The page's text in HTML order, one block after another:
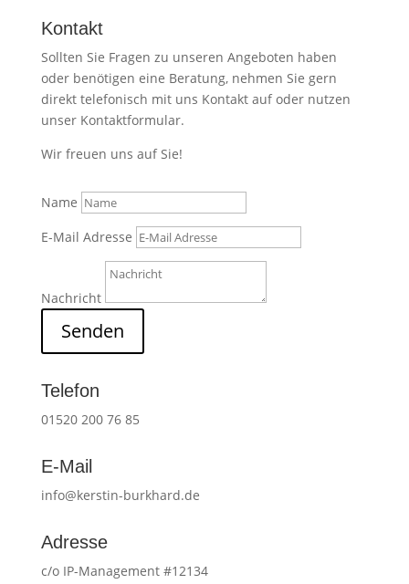
Kontakt
Sollten Sie Fragen zu unseren Angeboten haben
oder benötigen eine Beratung, nehmen Sie gern
direkt telefonisch mit uns Kontakt auf oder nutzen
unser Kontaktformular.
Wir freuen uns auf Sie!
Name
E-Mail Adresse
Nachricht
Senden
Telefon
01520 200 76 85
E-Mail
info@kerstin-burkhard.de
Adresse
c/o IP-Management #12134